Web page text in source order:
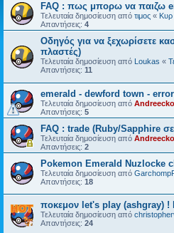
FAQ : πως μπορω να παιζω
Τελευταία δημοσίευση από τιμος « Κυρ
Απαντήσεις: 4
Οδηγός για να ξεχωρίσετε
πλαστές)
Τελευταία δημοσίευση από Loukas «
Απαντήσεις: 11
emerald - dewford town -
Τελευταία δημοσίευση από Andreecko
Απαντήσεις: 5
FAQ : trade (Ruby/Sapphire
Τελευταία δημοσίευση από Andreecko
Απαντήσεις: 2
Pokemon Emerald Nuzlocke
Τελευταία δημοσίευση από
Απαντήσεις: 18
ποκεμον let's play (ashgray) !
Τελευταία δημοσίευση από
Απαντήσεις: 24